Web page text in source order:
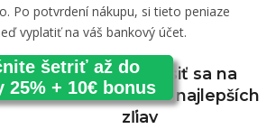
Po potvrdení nákupu, si tieto peniaze
vyplatiť na váš bankový účet.
šetriť až do
25% + 10€ bonus
Prihlásiť sa na
odber najlepších
zľiav